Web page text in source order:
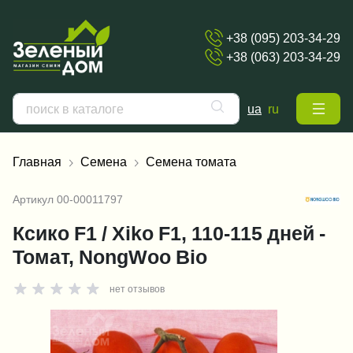
+38 (095) 203-34-29
+38 (063) 203-34-29
ua ru
Главная Семена Семена томата
Артикул 00-00011797
Ксико F1 / Xiko F1, 110-115 дней -
Томат, NongWoo Bio
нет отзывов